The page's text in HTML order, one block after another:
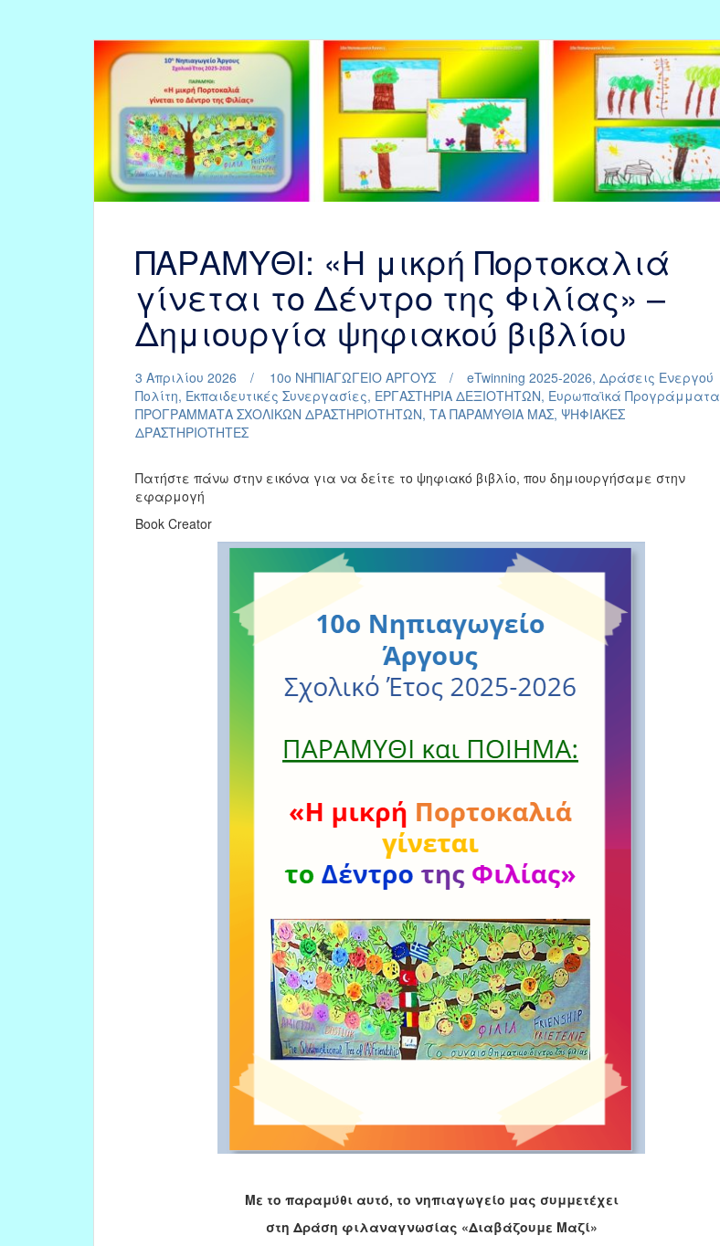
ΠΑΡΑΜΥΘΙ: «Η μικρή Πορτοκαλιά
γίνεται το Δέντρο της Φιλίας» –
Δημιουργία ψηφιακού βιβλίου
3 Απριλίου 2026 10ο ΝΗΠΙΑΓΩΓΕΙΟ ΑΡΓΟΥΣ eTwinning 2025-2026, Δράσεις Ενεργού
Πολίτη, Εκπαιδευτικές Συνεργασίες, ΕΡΓΑΣΤΗΡΙΑ ΔΕΞΙΟΤΗΤΩΝ, Ευρωπαϊκά Προγράμματα
ΠΡΟΓΡΑΜΜΑΤΑ ΣΧΟΛΙΚΩΝ ΔΡΑΣΤΗΡΙΟΤΗΤΩΝ, ΤΑ ΠΑΡΑΜΥΘΙΑ ΜΑΣ, ΨΗΦΙΑΚΕΣ
ΔΡΑΣΤΗΡΙΟΤΗΤΕΣ
Πατήστε πάνω στην εικόνα για να δείτε το ψηφιακό βιβλίο, που δημιουργήσαμε στην
εφαρμογή
Book Creator
Με το παραμύθι αυτό, το νηπιαγωγείο μας συμμετέχει
στη Δράση φιλαναγνωσίας «Διαβάζουμε Μαζί»